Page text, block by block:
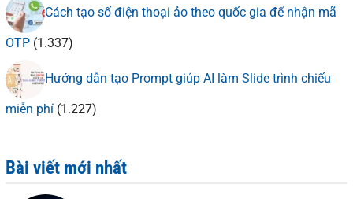
Cách tạo số điện thoại ảo theo quốc gia để nhận mã
OTP (1.337)
Hướng dẫn tạo Prompt giúp AI làm Slide trình chiếu
miễn phí (1.227)
Bài viết mới nhất